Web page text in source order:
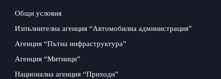
Общи условия
Изпълнителна агенция “Автомобилна администрация”
Агенция “Пътна инфраструктура”
Агенция “Митници”
Национална агенция “Приходи”